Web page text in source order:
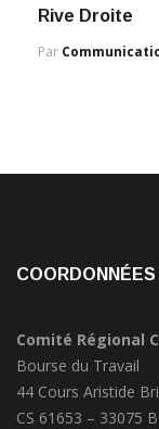
Rive Droite
Par
COORDONNÉES
Comité Régional
Bourse du Travail
44 Cours Aristide
CS 61653 – 33075